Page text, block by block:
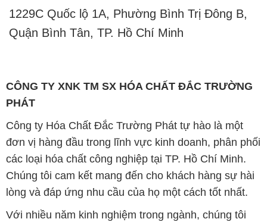
1229C Quốc lộ 1A, Phường Bình Trị Đông B,
Quận Bình Tân, TP. Hồ Chí Minh
CÔNG TY XNK TM SX HÓA CHẤT ĐẮC TRƯỜNG
PHÁT
Công ty Hóa Chất Đắc Trường Phát tự hào là một
đơn vị hàng đầu trong lĩnh vực kinh doanh, phân phối
các loại hóa chất công nghiệp tại TP. Hồ Chí Minh.
Chúng tôi cam kết mang đến cho khách hàng sự hài
lòng và đáp ứng nhu cầu của họ một cách tốt nhất.
Với nhiều năm kinh nghiệm trong ngành, chúng tôi